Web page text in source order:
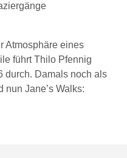
Atmosphäre eines
führt Thilo Pfennig
durch. Damals noch als
nun Jane’s Walks: